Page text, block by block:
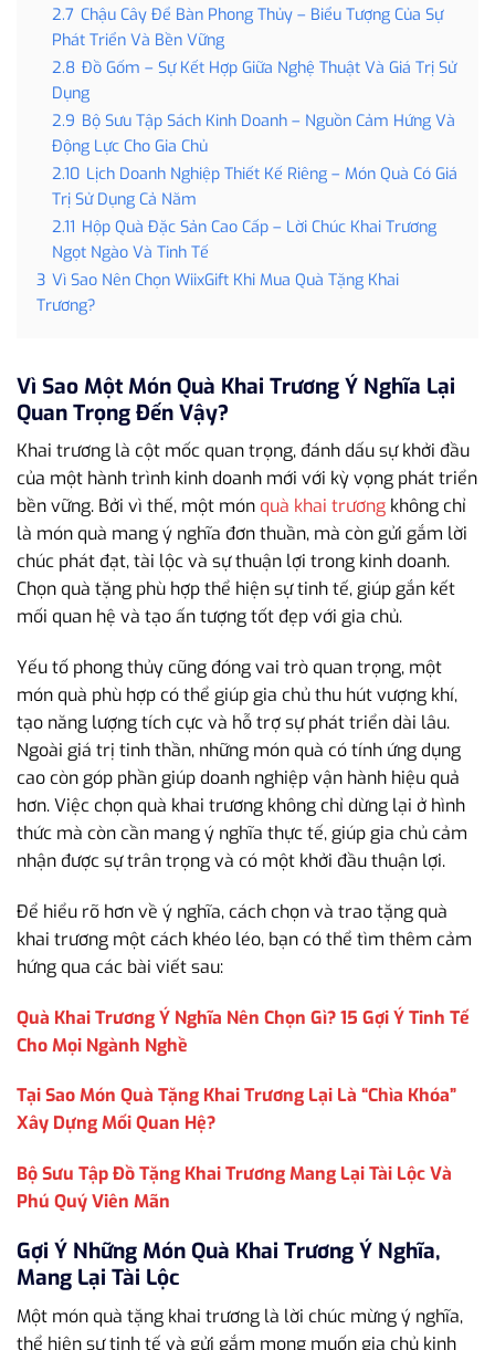
2.7 Chậu Cây Để Bàn Phong Thủy – Biểu Tượng Của Sự
Phát Triển Và Bền Vững
2.8 Đồ Gốm – Sự Kết Hợp Giữa Nghệ Thuật Và Giá Trị Sử
Dụng
2.9 Bộ Sưu Tập Sách Kinh Doanh – Nguồn Cảm Hứng Và
Động Lực Cho Gia Chủ
2.10 Lịch Doanh Nghiệp Thiết Kế Riêng – Món Quà Có Giá
Trị Sử Dụng Cả Năm
2.11 Hộp Quà Đặc Sản Cao Cấp – Lời Chúc Khai Trương
Ngọt Ngào Và Tinh Tế
3 Vì Sao Nên Chọn WiixGift Khi Mua Quà Tặng Khai
Trương?
Vì Sao Một Món Quà Khai Trương Ý Nghĩa Lại
Quan Trọng Đến Vậy?
Khai trương là cột mốc quan trọng, đánh dấu sự khởi đầu
của một hành trình kinh doanh mới với kỳ vọng phát triển
bền vững. Bởi vì thế, một món quà khai trương không chỉ
là món quà mang ý nghĩa đơn thuần, mà còn gửi gắm lời
chúc phát đạt, tài lộc và sự thuận lợi trong kinh doanh.
Chọn quà tặng phù hợp thể hiện sự tinh tế, giúp gắn kết
mối quan hệ và tạo ấn tượng tốt đẹp với gia chủ.
Yếu tố phong thủy cũng đóng vai trò quan trọng, một
món quà phù hợp có thể giúp gia chủ thu hút vượng khí,
tạo năng lượng tích cực và hỗ trợ sự phát triển dài lâu.
Ngoài giá trị tinh thần, những món quà có tính ứng dụng
cao còn góp phần giúp doanh nghiệp vận hành hiệu quả
hơn. Việc chọn quà khai trương không chỉ dừng lại ở hình
thức mà còn cần mang ý nghĩa thực tế, giúp gia chủ cảm
nhận được sự trân trọng và có một khởi đầu thuận lợi.
Để hiểu rõ hơn về ý nghĩa, cách chọn và trao tặng quà
khai trương một cách khéo léo, bạn có thể tìm thêm cảm
hứng qua các bài viết sau:
Quà Khai Trương Ý Nghĩa Nên Chọn Gì? 15 Gợi Ý Tinh Tế
Cho Mọi Ngành Nghề
Tại Sao Món Quà Tặng Khai Trương Lại Là “Chìa Khóa”
Xây Dựng Mối Quan Hệ?
Bộ Sưu Tập Đồ Tặng Khai Trương Mang Lại Tài Lộc Và
Phú Quý Viên Mãn
Gợi Ý Những Món Quà Khai Trương Ý Nghĩa,
Mang Lại Tài Lộc
Một món quà tặng khai trương là lời chúc mừng ý nghĩa,
thể hiện sự tinh tế và gửi gắm mong muốn gia chủ kinh